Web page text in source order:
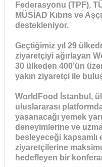
Federasyonu (TPF),
MÜSİAD Kıbrıs ve
destekleniyor.
Geçtiğimiz yıl 29
ziyaretçiyi ağırlayan
30 ülkeden 400’ün
yakın ziyaretçi ile
WorldFood İstanbul,
uluslararası
yaşanacağı yemek
deneyimlerine ve
besleyeceği kapsamlı
ziyaretçilerine
hedefleyen bir